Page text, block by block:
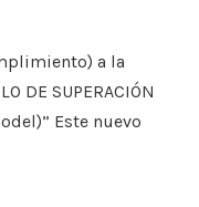
a la
DE SUPERACIÓN
Este nuevo